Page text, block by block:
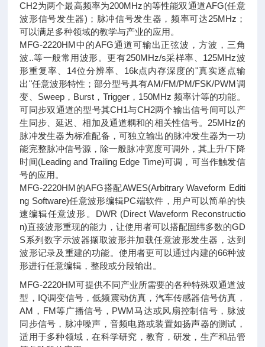
CH2为两个最高频率为200MHz的等性能双通道AFG(任意
波形信号发生器)；脉冲信号发生器，频率可达25MHz；
可以满足多种领域的教学与产业的应用。
MFG-2220HM中的AFG通道可输出正弦波，方波，三角
波..等一般常用波形。更有250MHz/s采样率、125MHz波
形重复率、14位分辨率、16k点内存深度的"真实逐点输
出"任意波形特性；部分型号具有AM/FM/PM/FSK/PWM调
变、Sweep，Burst，Trigger，150MHz 频率计等的功能。
可同步双通道的型号其CH1与CH2两个输出信号间可以产
生同步、延迟、相加及通道耦和的相关性信号。25MHz的
脉冲发生器为标准配备，可独立输出的脉冲发生器为一功
能完整脉冲信号源，除一般脉冲宽度可调外，其上升/下降
时间(Leading and Trailing Edge Time)可调，可当作触发信
号的应用。
MFG-2220HM的AFG搭配AWES(Arbitrary Waveform Editi
ng Software)任意波形编辑PC端软件，用户可以简单的快
速编辑任意波形。DWR (Direct Waveform Reconstructio
n)直接波形重现的能力，让使用者可以搭配固纬多数的GD
S系列数字示波器撷取波形并加载任意波形发生器，达到
波形记录及重建的功能。使用者更可以通过内建的66种波
形进行任意编辑，整段或分段输出。
MFG-2220HM可提供不同产业所需要的各种特殊双通道波
型，IQ调变信号，低频震动仿真，汽车传感器信号仿真，
AM，FM等广播信号，PWM马达或风扇控制信号，脉波
同步信号，脉冲噪声，音频电路或装置如扬声器的测试，
适用于多种领域，在科学研究，教育，研发，生产和品管